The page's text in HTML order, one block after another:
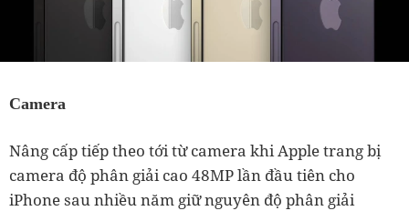
Camera
Nâng cấp tiếp theo tới từ camera khi Apple trang bị
camera độ phân giải cao 48MP lần đầu tiên cho
iPhone sau nhiều năm giữ nguyên độ phân giải